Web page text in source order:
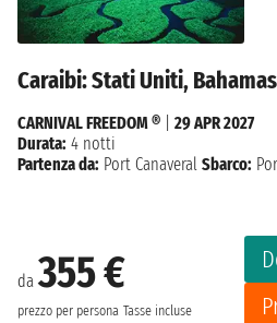
Caraibi: Stati Uniti, Bahamas
da355 €
prezzo per persona Tasse incluse
CARNIVAL FREEDOM ®
29 APR 2027
Durata: 4 notti
Partenza da: Port Canaveral Sbarco: